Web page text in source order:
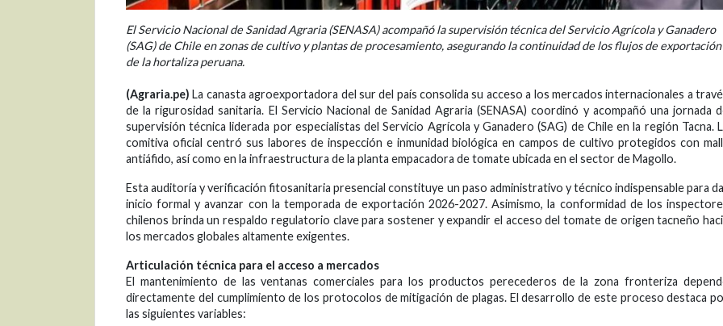
El Servicio Nacional de Sanidad Agraria (SENASA) acompañó la supervisión técnica del Servicio Agrícola y Ganadero
(SAG) de Chile en zonas de cultivo y plantas de procesamiento, asegurando la continuidad de los flujos de exportación
de la hortaliza peruana.
(Agraria.pe)La canasta agroexportadora del sur del país consolida su acceso a los mercados internacionales a
de la rigurosidad sanitaria. El Servicio Nacional de Sanidad Agraria (SENASA) coordinó y acompañó una jornada
supervisión técnica liderada por especialistas del Servicio Agrícola y Ganadero (SAG) de Chile en la región Tacna.
comitiva oficial centró sus labores de inspección e inmunidad biológica en campos de cultivo protegidos con
antiáfido, así como en la infraestructura de la planta empacadora de tomate ubicada en el sector de Magollo.
Esta auditoría y verificación fitosanitaria presencial constituye un paso administrativo y técnico indispensable para
inicio formal y avanzar con la temporada de exportación 2026-2027. Asimismo, la conformidad de los
chilenos brinda un respaldo regulatorio clave para sostener y expandir el acceso del tomate de origen tacneño
los mercados globales altamente exigentes.
Articulación técnica para el acceso a mercados
El mantenimiento de las ventanas comerciales para los productos perecederos de la zona fronteriza
directamente del cumplimiento de los protocolos de mitigación de plagas. El desarrollo de este proceso destaca
las siguientes variables: